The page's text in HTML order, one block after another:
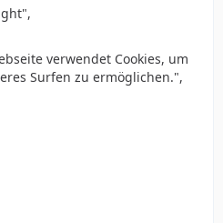
verwendet Cookies, um
Surfen zu ermöglichen.",